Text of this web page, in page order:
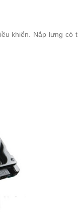
khiển. Nắp lưng có